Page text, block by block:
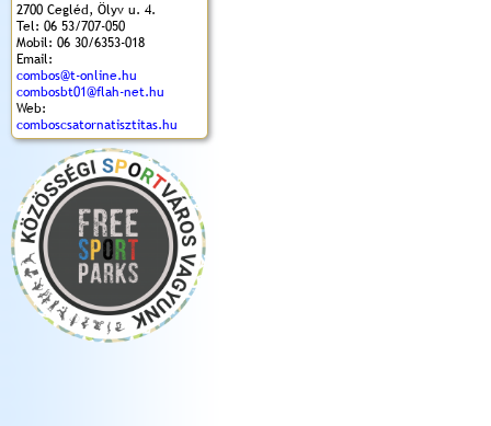
2700 Cegléd, Ölyv u. 4.
Tel: 06 53/707-050
Mobil: 06 30/6353-018
Email:
combos@t-online.hu
combosbt01@flah-net.hu
Web:
comboscsatornatisztitas.hu